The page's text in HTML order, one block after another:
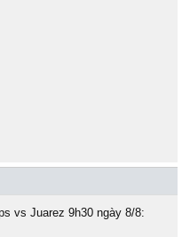
vs Juarez 9h30 ngày 8/8: